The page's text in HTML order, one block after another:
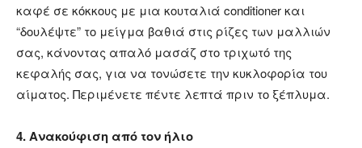
καφέ σε κόκκους με μια κουταλιά conditioner και
“δουλέψτε” το μείγμα βαθιά στις ρίζες των μαλλιών
σας, κάνοντας απαλό μασάζ στο τριχωτό της
κεφαλής σας, για να τονώσετε την κυκλοφορία του
αίματος. Περιμένετε πέντε λεπτά πριν το ξέπλυμα.
4. Ανακούφιση από τον ήλιο